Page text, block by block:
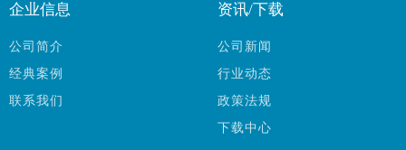
企业信息
公司简介
经典案例
联系我们
资讯/下载
公司新闻
行业动态
政策法规
下载中心